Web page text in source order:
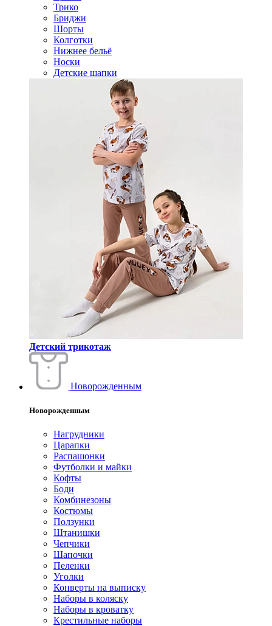
Трико
Бриджи
Шорты
Колготки
Нижнее бельё
Носки
Детские шапки
Детский трикотаж
Новорожденным
Новорожденным
Нагрудники
Царапки
Распашонки
Футболки и майки
Кофты
Боди
Комбинезоны
Костюмы
Ползунки
Штанишки
Чепчики
Шапочки
Пеленки
Уголки
Конверты на выписку
Наборы в коляску
Наборы в кроватку
Крестильные наборы